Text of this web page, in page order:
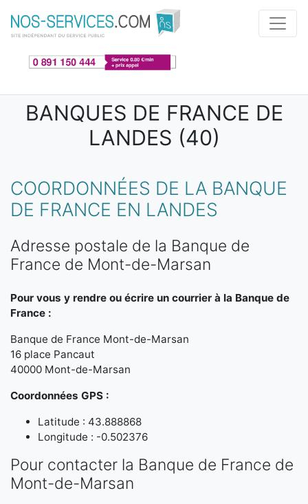
Aller au contenu principal
BANQUES DE FRANCE DE
LANDES (40)
COORDONNÉES DE LA BANQUE
DE FRANCE EN LANDES
Adresse postale de la Banque de
France de Mont-de-Marsan
Pour vous y rendre ou écrire un courrier à la Banque de
France :
Banque de France Mont-de-Marsan
16 place Pancaut
40000 Mont-de-Marsan
Coordonnées GPS :
Latitude : 43.888868
Longitude : -0.502376
Pour contacter la Banque de France de
Mont-de-Marsan